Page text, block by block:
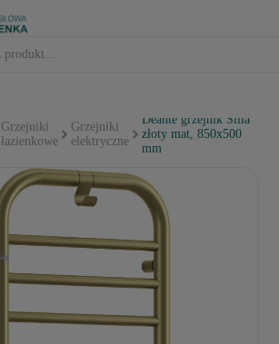
Grzejniki
łazienkowe
Grzejniki
elektryczne
Deante grzejnik Silia
złoty mat, 850x500
mm